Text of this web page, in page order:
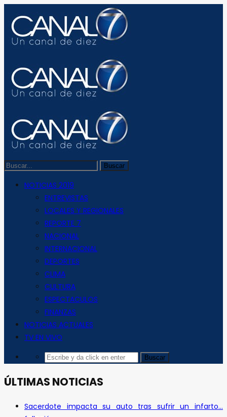
NOTICIAS 2019
ENTREVISTAS
LOCALES Y REGIONALES
REPORTE 7
NACIONAL
INTERNACIONAL
DEPORTES
CLIMA
CULTURA
ESPECTACULOS
FINANZAS
NOTICIAS ACTUALES
TV EN VIVO
ÚLTIMAS NOTICIAS
Sacerdote impacta su auto tras sufrir un infarto…